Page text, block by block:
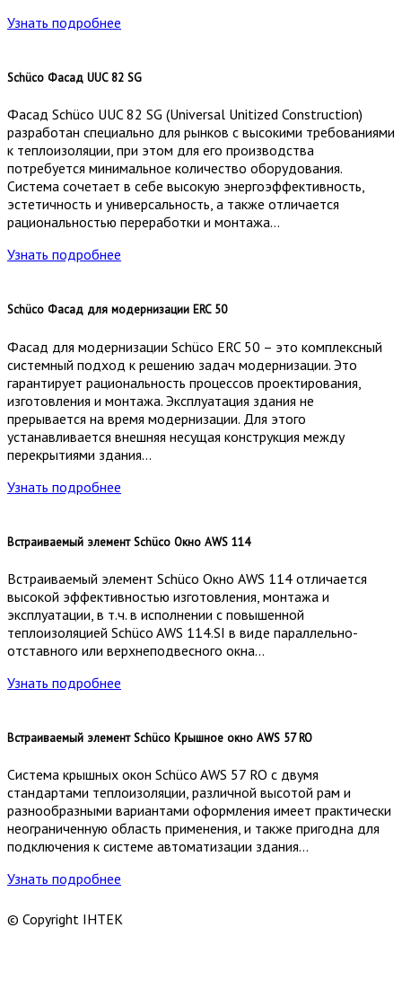
Узнать подробнее
Schüco Фасад UUC 82 SG
Фасад Schüco UUC 82 SG (Universal Unitized Construction)
разработан специально для рынков с высокими требованиями
к теплоизоляции, при этом для его производства
потребуется минимальное количество оборудования.
Система сочетает в себе высокую энергоэффективность,
эстетичность и универсальность, а также отличается
рациональностью переработки и монтажа…
Узнать подробнее
Schüco Фасад для модернизации ERC 50
Фасад для модернизации Schüco ERC 50 – это комплексный
системный подход к решению задач модернизации. Это
гарантирует рациональность процессов проектирования,
изготовления и монтажа. Эксплуатация здания не
прерывается на время модернизации. Для этого
устанавливается внешняя несущая конструкция между
перекрытиями здания…
Узнать подробнее
Встраиваемый элемент Schüco Окно AWS 114
Встраиваемый элемент Schüco Окно AWS 114 отличается
высокой эффективностью изготовления, монтажа и
эксплуатации, в т.ч. в исполнении с повышенной
теплоизоляцией Schüco AWS 114.SI в виде параллельно-
отставного или верхнеподвесного окна…
Узнать подробнее
Встраиваемый элемент Schüco Крышное окно AWS 57 RO
Система крышных окон Schüco AWS 57 RO с двумя
стандартами теплоизоляции, различной высотой рам и
разнообразными вариантами оформления имеет практически
неограниченную область применения, и также пригодна для
подключения к системе автоматизации здания…
Узнать подробнее
© Copyright ІНТЕК